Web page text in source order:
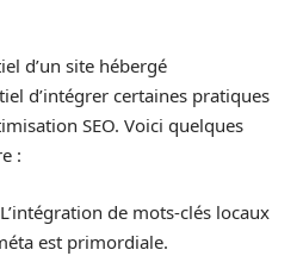
d’un site hébergé
d’intégrer certaines pratiques
SEO. Voici quelques
:
de mots-clés locaux
est primordiale.